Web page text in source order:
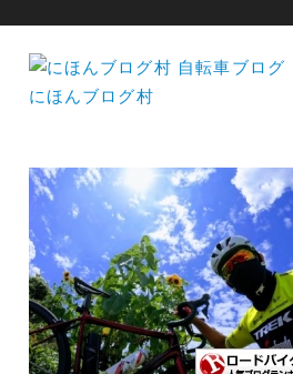
にほんブログ村